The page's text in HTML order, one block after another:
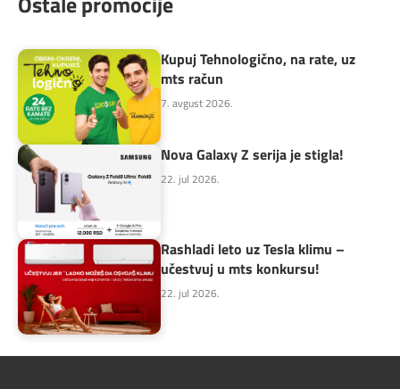
Kupuj Tehnologično, na rate, uz
mts račun
7. avgust 2026.
Nova Galaxy Z serija je stigla!
22. jul 2026.
Rashladi leto uz Tesla klimu –
učestvuj u mts konkursu!
22. jul 2026.